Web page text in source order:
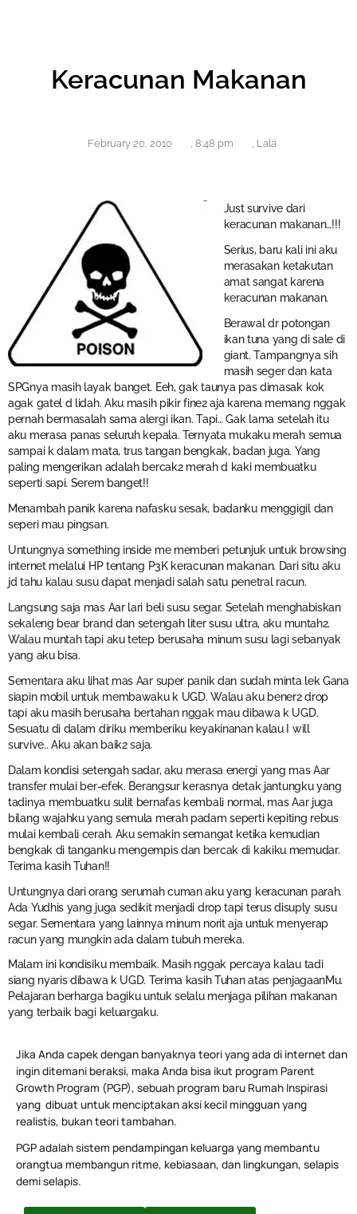
Keracunan Makanan
February 20, 2010 , 8:48 pm , Lala
Just survive dari
keracunan makanan…!!!
Serius, baru kali ini aku
merasakan ketakutan
amat sangat karena
keracunan makanan.
Berawal dr potongan
ikan tuna yang di sale di
giant. Tampangnya sih
masih seger dan kata
SPGnya masih layak banget. Eeh, gak taunya pas dimasak kok
agak gatel d lidah. Aku masih pikir fine2 aja karena memang nggak
pernah bermasalah sama alergi ikan. Tapi… Gak lama setelah itu
aku merasa panas seluruh kepala. Ternyata mukaku merah semua
sampai k dalam mata, trus tangan bengkak, badan juga. Yang
paling mengerikan adalah bercak2 merah d kaki membuatku
seperti sapi. Serem banget!!
Menambah panik karena nafasku sesak, badanku menggigil dan
seperi mau pingsan.
Untungnya something inside me memberi petunjuk untuk browsing
internet melalui HP tentang P3K keracunan makanan. Dari situ aku
jd tahu kalau susu dapat menjadi salah satu penetral racun.
Langsung saja mas Aar lari beli susu segar. Setelah menghabiskan
sekaleng bear brand dan setengah liter susu ultra, aku muntah2.
Walau muntah tapi aku tetep berusaha minum susu lagi sebanyak
yang aku bisa.
Sementara aku lihat mas Aar super panik dan sudah minta lek Gana
siapin mobil untuk membawaku k UGD. Walau aku bener2 drop
tapi aku masih berusaha bertahan nggak mau dibawa k UGD.
Sesuatu di dalam diriku memberiku keyakinanan kalau I will
survive.. Aku akan baik2 saja.
Dalam kondisi setengah sadar, aku merasa energi yang mas Aar
transfer mulai ber-efek. Berangsur kerasnya detak jantungku yang
tadinya membuatku sulit bernafas kembali normal, mas Aar juga
bilang wajahku yang semula merah padam seperti kepiting rebus
mulai kembali cerah. Aku semakin semangat ketika kemudian
bengkak di tanganku mengempis dan bercak di kakiku memudar.
Terima kasih Tuhan!!
Untungnya dari orang serumah cuman aku yang keracunan parah.
Ada Yudhis yang juga sedikit menjadi drop tapi terus disuply susu
segar. Sementara yang lainnya minum norit aja untuk menyerap
racun yang mungkin ada dalam tubuh mereka.
Malam ini kondisiku membaik. Masih nggak percaya kalau tadi
siang nyaris dibawa k UGD. Terima kasih Tuhan atas penjagaanMu.
Pelajaran berharga bagiku untuk selalu menjaga pilihan makanan
yang terbaik bagi keluargaku.
Jika Anda capek dengan banyaknya teori yang ada di internet dan
ingin ditemani beraksi, maka Anda bisa ikut program Parent
Growth Program (PGP), sebuah program baru Rumah Inspirasi
yang dibuat untuk menciptakan aksi kecil mingguan yang
realistis, bukan teori tambahan.
PGP adalah sistem pendampingan keluarga yang membantu
orangtua membangun ritme, kebiasaan, dan lingkungan, selapis
demi selapis.